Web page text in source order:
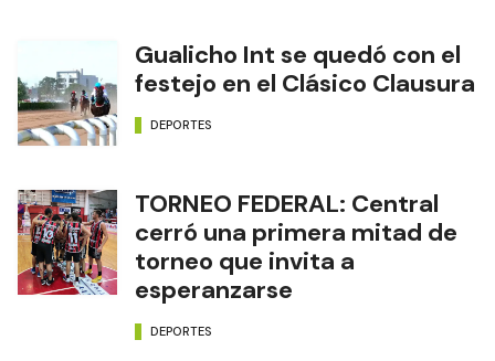
Gualicho Int se quedó con el
festejo en el Clásico Clausura
DEPORTES
TORNEO FEDERAL: Central
cerró una primera mitad de
torneo que invita a
esperanzarse
DEPORTES